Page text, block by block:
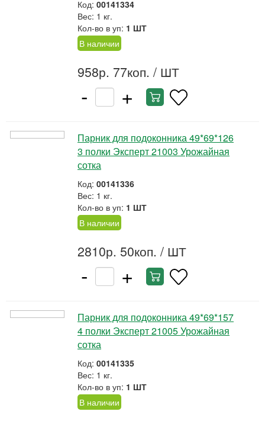
Код: 00141334
Вес: 1 кг.
Кол-во в уп: 1 ШТ
В наличии
958р. 77коп. / ШТ
- +
Парник для подоконника 49*69*126
3 полки Эксперт 21003 Урожайная
сотка
Код: 00141336
Вес: 1 кг.
Кол-во в уп: 1 ШТ
В наличии
2810р. 50коп. / ШТ
- +
Парник для подоконника 49*69*157
4 полки Эксперт 21005 Урожайная
сотка
Код: 00141335
Вес: 1 кг.
Кол-во в уп: 1 ШТ
В наличии